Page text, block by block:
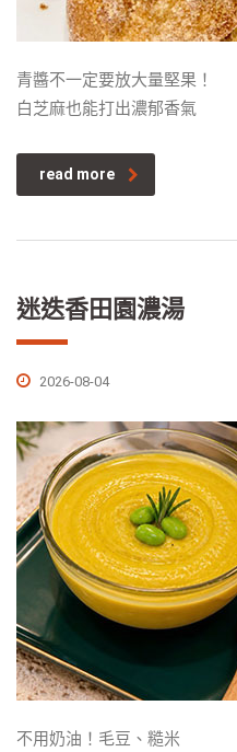
青醬不一定要放大量堅果！
白芝麻也能打出濃郁香氣
read more
迷迭香田園濃湯
2026-08-04
不用奶油！毛豆、糙米